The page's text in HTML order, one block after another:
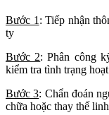
Bước 1 : Tiếp nhận
ty
Bước 2: Phân công
kiểm tra tình trạng
Bước 3: Chẩn đoán
chữa hoặc thay thế